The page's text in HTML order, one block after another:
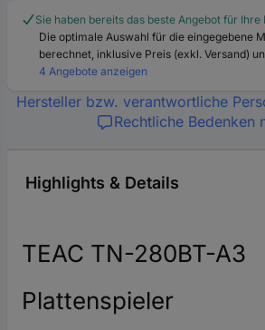
Sie haben bereits das beste Angebot für Ihre
Die optimale Auswahl für die eingegebene
berechnet, inklusive Preis (exkl. Versand)
4 Angebote anzeigen
Hersteller bzw. verantwortliche
Rechtliche Bedenken
Highlights & Details
TEAC TN-280BT-A3
Plattenspieler